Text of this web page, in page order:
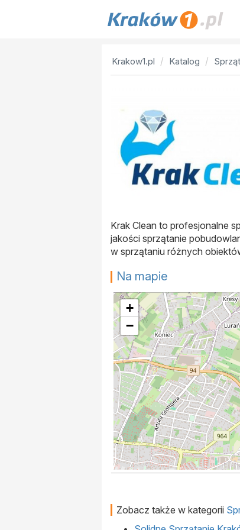
Krakow1.pl Katalog
Krak Clean to profesjonalne
jakości sprzątanie
w sprzątaniu różnych
Na mapie
+
−
Zobacz także w kategorii